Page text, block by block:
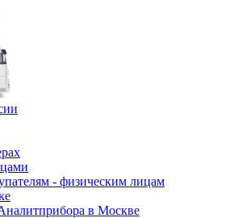
- физическим лицам
в Москве